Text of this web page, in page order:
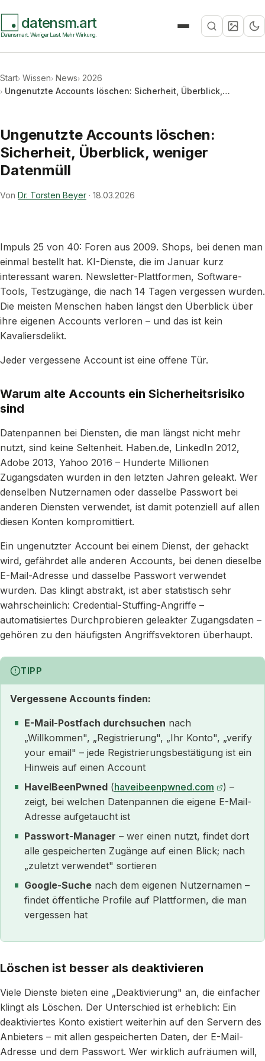
datensm.art
Datensmart. Weniger Last. Mehr Wirkung.
Suche
Start Wissen News 2026
Ungenutzte Accounts löschen: Sicherheit, Überblick,…
Ungenutzte Accounts löschen:
Sicherheit, Überblick, weniger
Datenmüll
Von Dr. Torsten Beyer · 18.03.2026
Impuls 25 von 40: Foren aus 2009. Shops, bei denen man
einmal bestellt hat. KI-Dienste, die im Januar kurz
interessant waren. Newsletter-Plattformen, Software-
Tools, Testzugänge, die nach 14 Tagen vergessen wurden.
Die meisten Menschen haben längst den Überblick über
ihre eigenen Accounts verloren – und das ist kein
Kavaliersdelikt.
Jeder vergessene Account ist eine offene Tür.
Warum alte Accounts ein Sicherheitsrisiko
sind
Datenpannen bei Diensten, die man längst nicht mehr
nutzt, sind keine Seltenheit. Haben.de, LinkedIn 2012,
Adobe 2013, Yahoo 2016 – Hunderte Millionen
Zugangsdaten wurden in den letzten Jahren geleakt. Wer
denselben Nutzernamen oder dasselbe Passwort bei
anderen Diensten verwendet, ist damit potenziell auf allen
diesen Konten kompromittiert.
Ein ungenutzter Account bei einem Dienst, der gehackt
wird, gefährdet alle anderen Accounts, bei denen dieselbe
E-Mail-Adresse und dasselbe Passwort verwendet
wurden. Das klingt abstrakt, ist aber statistisch sehr
wahrscheinlich: Credential-Stuffing-Angriffe –
automatisiertes Durchprobieren geleakter Zugangsdaten –
gehören zu den häufigsten Angriffsvektoren überhaupt.
TIPP
Vergessene Accounts finden:
E-Mail-Postfach durchsuchen nach
„Willkommen", „Registrierung", „Ihr Konto", „verify
your email" – jede Registrierungsbestätigung ist ein
Hinweis auf einen Account
HaveIBeenPwned (haveibeenpwned.com
) –
zeigt, bei welchen Datenpannen die eigene E-Mail-
Adresse aufgetaucht ist
Passwort-Manager – wer einen nutzt, findet dort
alle gespeicherten Zugänge auf einen Blick; nach
„zuletzt verwendet" sortieren
Google-Suche nach dem eigenen Nutzernamen –
findet öffentliche Profile auf Plattformen, die man
vergessen hat
Löschen ist besser als deaktivieren
Viele Dienste bieten eine „Deaktivierung" an, die einfacher
klingt als Löschen. Der Unterschied ist erheblich: Ein
deaktiviertes Konto existiert weiterhin auf den Servern des
Anbieters – mit allen gespeicherten Daten, der E-Mail-
Adresse und dem Passwort. Wer wirklich aufräumen will,